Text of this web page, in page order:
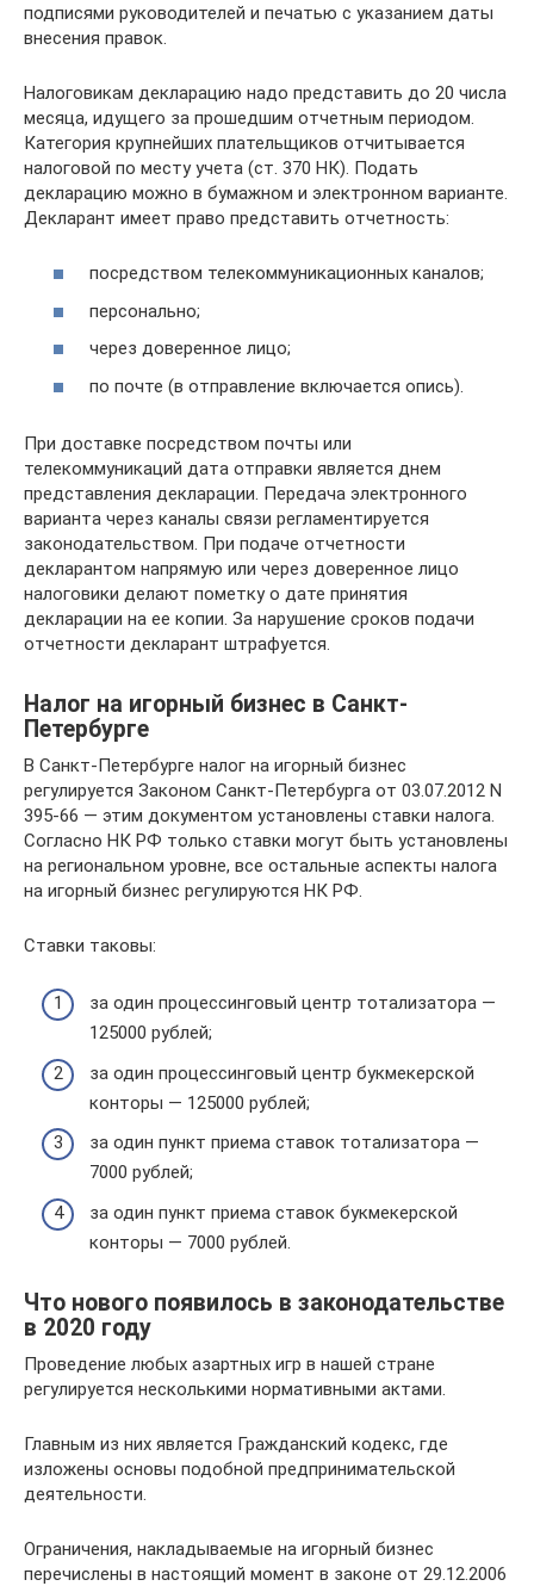
подписями руководителей и печатью с указанием даты
внесения правок.
Налоговикам декларацию надо представить до 20 числа
месяца, идущего за прошедшим отчетным периодом.
Категория крупнейших плательщиков отчитывается
налоговой по месту учета (ст. 370 НК). Подать
декларацию можно в бумажном и электронном варианте.
Декларант имеет право представить отчетность:
посредством телекоммуникационных каналов;
персонально;
через доверенное лицо;
по почте (в отправление включается опись).
При доставке посредством почты или
телекоммуникаций дата отправки является днем
представления декларации. Передача электронного
варианта через каналы связи регламентируется
законодательством. При подаче отчетности
декларантом напрямую или через доверенное лицо
налоговики делают пометку о дате принятия
декларации на ее копии. За нарушение сроков подачи
отчетности декларант штрафуется.
Налог на игорный бизнес в Санкт-
Петербурге
В Санкт-Петербурге налог на игорный бизнес
регулируется Законом Санкт-Петербурга от 03.07.2012 N
395-66 — этим документом установлены ставки налога.
Согласно НК РФ только ставки могут быть установлены
на региональном уровне, все остальные аспекты налога
на игорный бизнес регулируются НК РФ.
Ставки таковы:
за один процессинговый центр тотализатора —
125000 рублей;
за один процессинговый центр букмекерской
конторы — 125000 рублей;
за один пункт приема ставок тотализатора —
7000 рублей;
за один пункт приема ставок букмекерской
конторы — 7000 рублей.
Что нового появилось в законодательстве
в 2020 году
Проведение любых азартных игр в нашей стране
регулируется несколькими нормативными актами.
Главным из них является Гражданский кодекс, где
изложены основы подобной предпринимательской
деятельности.
Ограничения, накладываемые на игорный бизнес
перечислены в настоящий момент в законе от 29.12.2006